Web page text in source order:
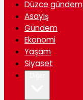
Düzce gündem
Asayiş
Gündem
Ekonomi
Yaşam
Siyaset